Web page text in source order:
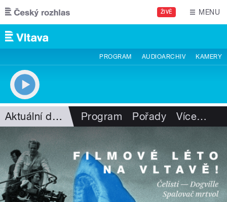
Přejít k hlavnímu obsahu
ŽIVĚ MENU
PROGRAM AUDIOARCHIV KAMERY
Aktuální dění Program Pořady Více…